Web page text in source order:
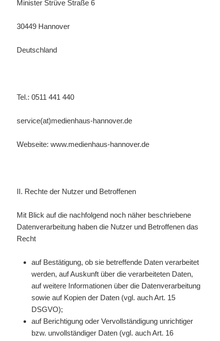
Minister Strüve Straße 6
30449 Hannover
Deutschland
Tel.: 0511 441 440
service(at)medienhaus-hannover.de
Webseite: www.medienhaus-hannover.de
II. Rechte der Nutzer und Betroffenen
Mit Blick auf die nachfolgend noch näher beschriebene
Datenverarbeitung haben die Nutzer und Betroffenen das
Recht
auf Bestätigung, ob sie betreffende Daten verarbeitet
werden, auf Auskunft über die verarbeiteten Daten,
auf weitere Informationen über die Datenverarbeitung
sowie auf Kopien der Daten (vgl. auch Art. 15
DSGVO);
auf Berichtigung oder Vervollständigung unrichtiger
bzw. unvollständiger Daten (vgl. auch Art. 16